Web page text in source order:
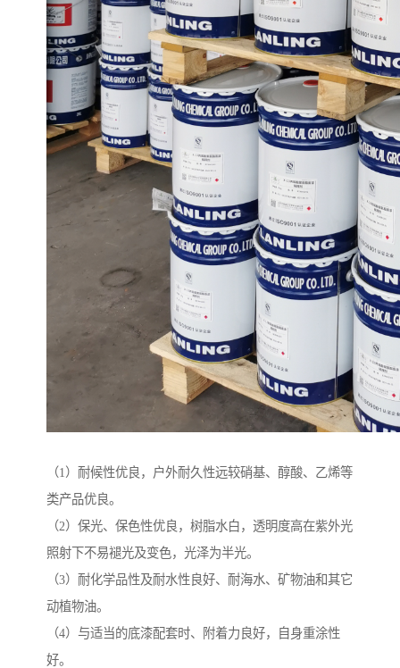
（1）耐候性优良，户外耐久性远较硝基、醇酸、乙烯等
类产品优良。
（2）保光、保色性优良，树脂水白，透明度高在紫外光
照射下不易褪光及变色，光泽为半光。
（3）耐化学品性及耐水性良好、耐海水、矿物油和其它
动植物油。
（4）与适当的底漆配套时、附着力良好，自身重涂性
好。